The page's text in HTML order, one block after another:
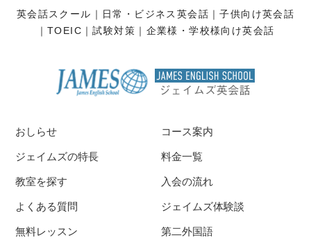
英会話スクール 日常・ビジネス英会話
子供向け英会話
TOEIC
試験対策 企業様・学校様向け英会話
おしらせ
ジェイムズの特長
教室を探す
コース案内
料金一覧
入会の流れ
よくある質問
無料レッスン
ジェイムズ体験談
第二外国語